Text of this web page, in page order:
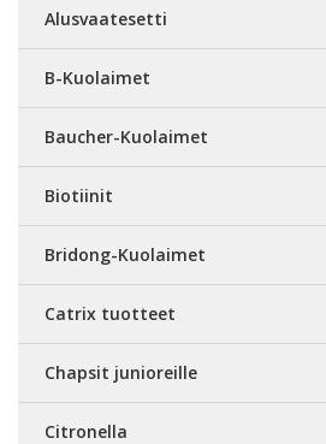
Alusvaatesetti
B-Kuolaimet
Baucher-Kuolaimet
Biotiinit
Bridong-Kuolaimet
Catrix tuotteet
Chapsit junioreille
Citronella